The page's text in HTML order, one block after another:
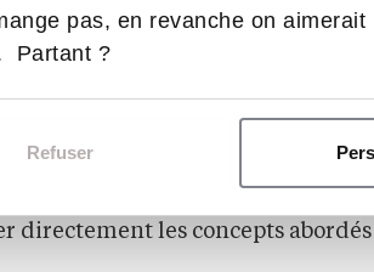
pas, en revanche on
Partant ?
Refuser
humaines et éthiques.
et à l’intelligence
une dimension
souhaite accompagner les
valeurs humaines et éthiques,
valeur. Grâce à des cas pratiques
les concepts